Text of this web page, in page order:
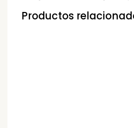
Productos